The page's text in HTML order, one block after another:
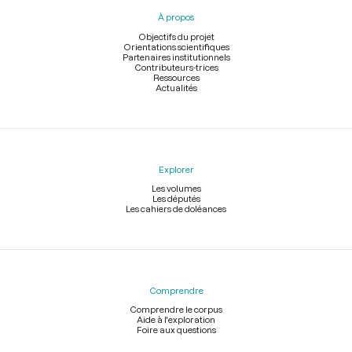
À propos
Objectifs du projet
Orientations scientifiques
Partenaires institutionnels
Contributeurs-trices
Ressources
Actualités
Explorer
Les volumes
Les députés
Les cahiers de doléances
Comprendre
Comprendre le corpus
Aide à l'exploration
Foire aux questions